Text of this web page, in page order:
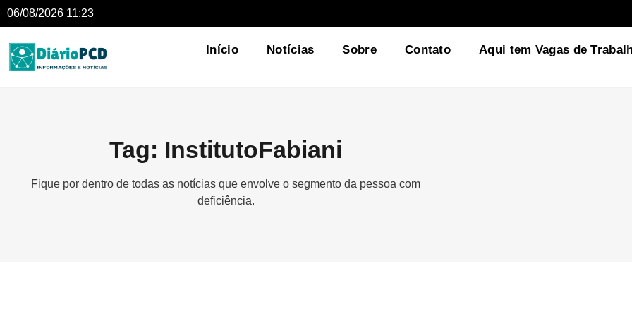
06/08/2026 11:23
Início Notícias Sobre Contato Aqui tem Vagas de
Tag: InstitutoFabiani
Fique por dentro de todas as notícias que envolve o segmento da pessoa com
deficiência.